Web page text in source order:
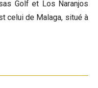
Golf et Los Naranjos
celui de Malaga, situé à